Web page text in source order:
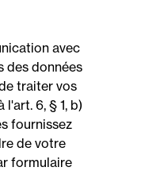
avec
des données
traiter vos
6, § 1, b)
fournissez
de votre
formulaire